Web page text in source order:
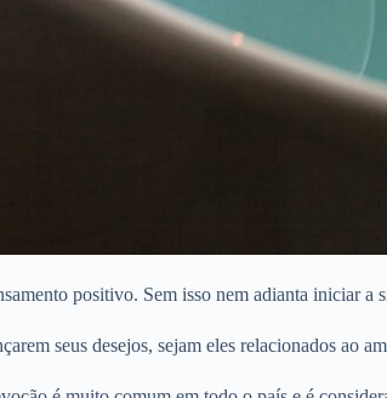
positivo. Sem isso nem adianta iniciar a
seus desejos, sejam eles relacionados ao